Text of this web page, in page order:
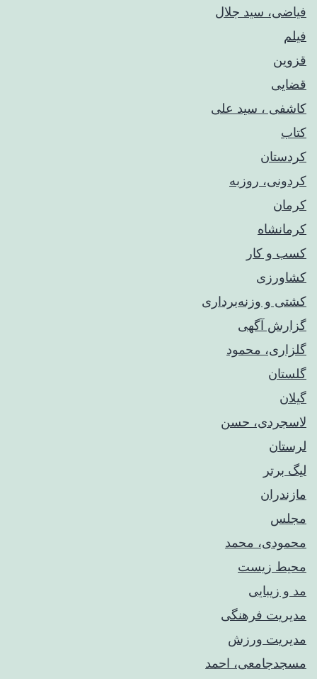
فیاضی، سید جلال
فیلم
قزوین
قضایی
کاشفی ، سید علی
کتاب
کردستان
کردونی، روزبه
کرمان
کرمانشاه
کسب و کار
کشاورزی
کشتی و وزنه‌برداری
گزارش آگهی
گلزاری، محمود
گلستان
گیلان
لاسجردی، حسن
لرستان
لیگ برتر
مازندران
مجلس
محمودی، محمد
محیط زیست
مد و زیبایی
مدیریت فرهنگی
مدیریت ورزش
مسجدجامعی، احمد